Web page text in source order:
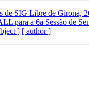
de SIG Libre de Girona,
para a 6a Sessão de
] [ author ]